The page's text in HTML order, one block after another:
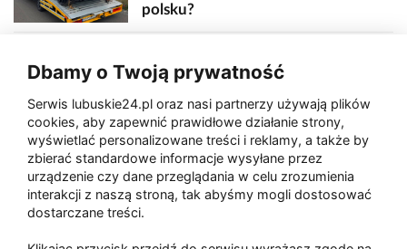
polsku?
Zielonej Górze rzeczywiście pozwoli
wyrzeczeń kulinarnych?
Regeneracja organizmu - dlaczego
jest ważniejsza niż myślisz?
Dbamy o Twoją prywatność
Serwis lubuskie24.pl oraz nasi partnerzy używają plików
cookies, aby zapewnić prawidłowe działanie strony,
wyświetlać personalizowane treści i reklamy, a także by
zbierać standardowe informacje wysyłane przez
urządzenie czy dane przeglądania w celu zrozumienia
interakcji z naszą stroną, tak abyśmy mogli dostosować
dostarczane treści.